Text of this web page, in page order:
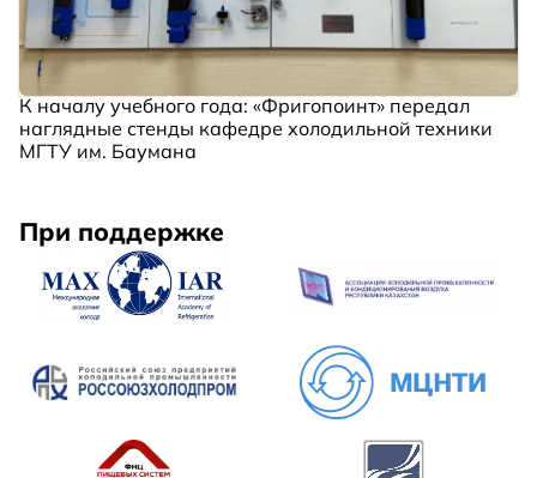
К началу учебного года: «Фригопоинт» передал
наглядные стенды кафедре холодильной техники
МГТУ им. Баумана
При поддержке